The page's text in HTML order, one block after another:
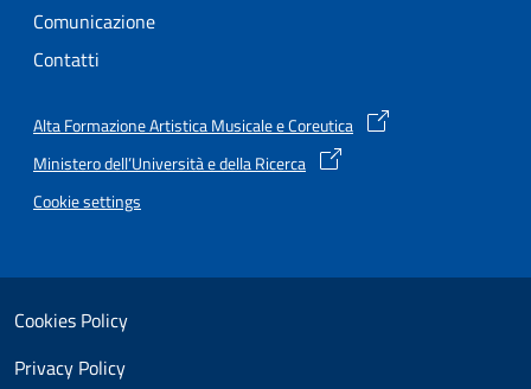
Comunicazione
Contatti
Alta Formazione Artistica Musicale e Coreutica
Ministero dell’Università e della Ricerca
Cookie settings
Small prints
Useful links section
Cookies Policy
Privacy Policy